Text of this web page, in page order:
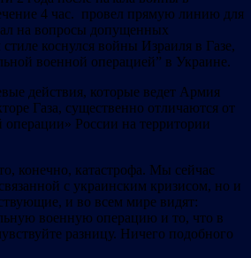
4 час. провел прямую линию для
на вопросы допущенных
коснулся войны Израиля в Газе,
военной операцией” в Украине.
действия, которые ведет Армия
Газа, существенно отличаются от
операции» России на территории
конечно, катастрофа. Мы сейчас
с украинским кризисом, но и
и во всем мире видят:
военную операцию и то, что в
разницу. Ничего подобного